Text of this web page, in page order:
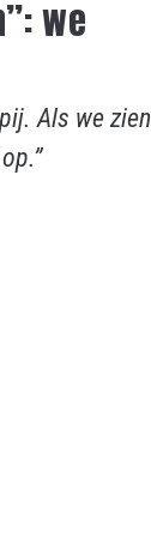
we
Als we zien